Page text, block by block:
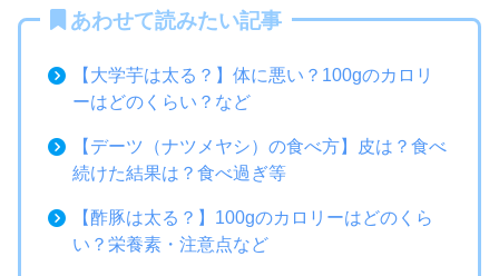
あわせて読みたい記事
【大学芋は太る？】体に悪い？100gのカロリ
ーはどのくらい？など
【デーツ（ナツメヤシ）の食べ方】皮は？食べ
続けた結果は？食べ過ぎ等
【酢豚は太る？】100gのカロリーはどのくら
い？栄養素・注意点など